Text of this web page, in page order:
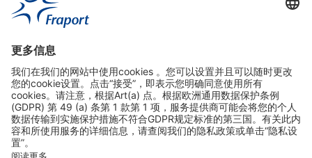
实用链接
购物&线上预定
关于我们